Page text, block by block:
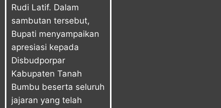
Rudi Latif. Dalam
sambutan tersebut,
Bupati menyampaikan
apresiasi kepada
Disbudporpar
Kabupaten Tanah
Bumbu beserta seluruh
jajaran yang telah